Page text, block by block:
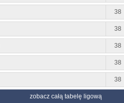
38
38
38
38
38
zobacz całą tabelę ligową